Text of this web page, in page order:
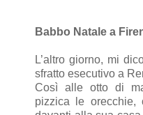
Babbo Natale a
L’altro giorno, mi
sfratto esecutivo a
Così alle otto di
pizzica le orecchie,